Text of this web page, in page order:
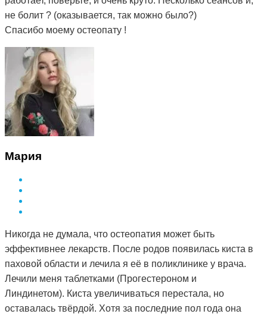
не болит ? (оказывается, так можно было?)
Спасибо моему остеопату !
Мария
Никогда не думала, что остеопатия может быть
эффективнее лекарств. После родов появилась киста в
паховой области и лечила я её в поликлинике у врача.
Лечили меня таблетками (Прогестероном и
Линдинетом). Киста увеличиваться перестала, но
оставалась твёрдой. Хотя за последние пол года она